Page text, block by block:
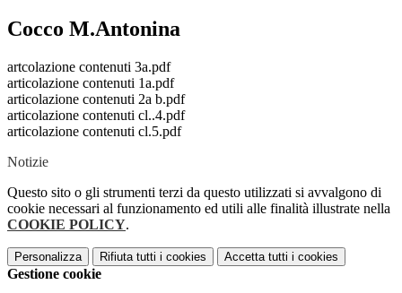
Cocco M.Antonina
artcolazione contenuti 3a.pdf
articolazione contenuti 1a.pdf
articolazione contenuti 2a b.pdf
articolazione contenuti cl..4.pdf
articolazione contenuti cl.5.pdf
Notizie
Questo sito o gli strumenti terzi da questo utilizzati si avvalgono di
cookie necessari al funzionamento ed utili alle finalità illustrate nella
COOKIE POLICY.
Personalizza Rifiuta tutti i cookies Accetta tutti i cookies
Gestione cookie